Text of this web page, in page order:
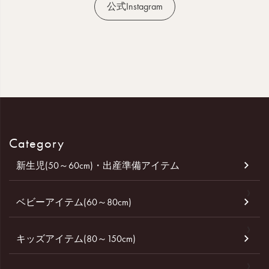
公式Instagram
Category
新生児(50～60cm)・出産準備アイテム
ベビーアイテム(60～80cm)
キッズアイテム(80～150cm)